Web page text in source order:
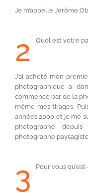
Je m’appelle Jérôme
2 Quel est votre
J’ai acheté mon
photographique a
commencé par de la
même mes tirages.
années 2000 et je me
photographe
photographe
3 Pour vous